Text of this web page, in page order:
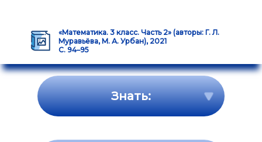
«Математика. 3 класс. Часть 2» (авторы: Г. Л.
Муравьёва, М. А. Урбан), 2021
С. 94–95
Знать: